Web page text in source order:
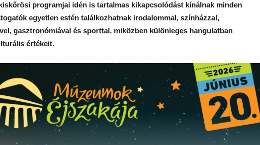
programjai idén is tartalmas kikapcsolódást kínálnak minden
egyetlen estén találkozhatnak irodalommal, színházzal,
gasztronómiával és sporttal, miközben különleges hangulatban
értékeit.